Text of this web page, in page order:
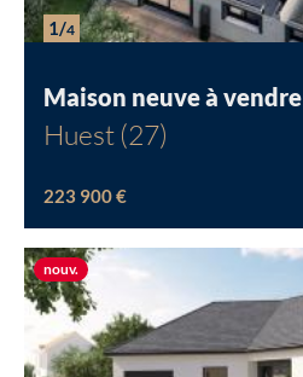
1/4
Maison neuve à vendre
Huest (27)
223 900 €
nouv.Nouvelle offre